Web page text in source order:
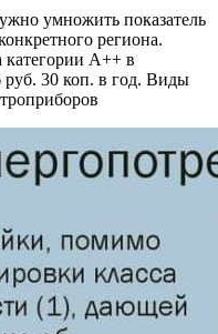
умножить показатель
региона.
категории A++ в
30 коп. в год. Виды